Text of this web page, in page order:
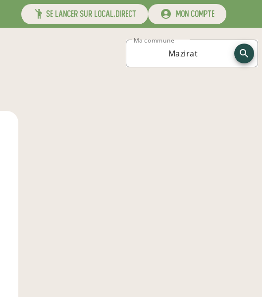
se lancer sur local.direct mon compte
Ma commune